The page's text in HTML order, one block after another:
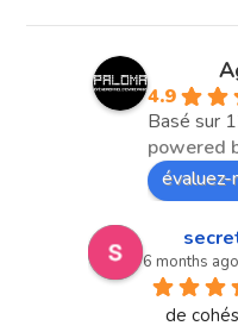
4.9
Basé sur
powered
évaluez-
6 months ago
de